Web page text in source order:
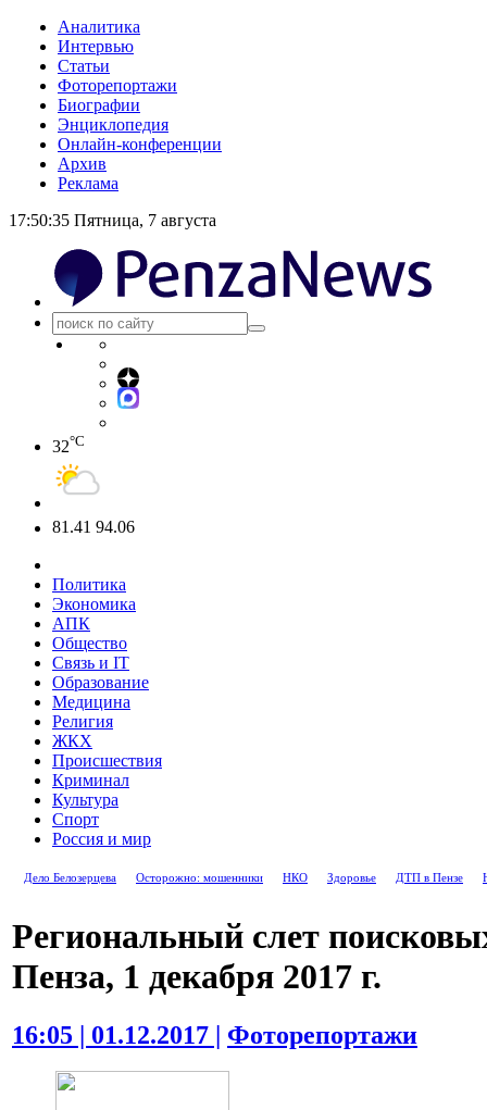
Аналитика
Интервью
Статьи
Фоторепортажи
Биографии
Энциклопедия
Онлайн-конференции
Архив
Реклама
17:50:36 Пятница, 7 августа
32°C
81.41 94.06
Политика
Экономика
АПК
Общество
Связь и IT
Образование
Медицина
Религия
ЖКХ
Происшествия
Криминал
Культура
Спорт
Россия и мир
Дело Белозерцева Осторожно: мошенники НКО Здоровье ДТП в Пензе
Региональный слет
Пенза, 1 декабря 2017 г.
16:05 | 01.12.2017 | Фоторепортажи